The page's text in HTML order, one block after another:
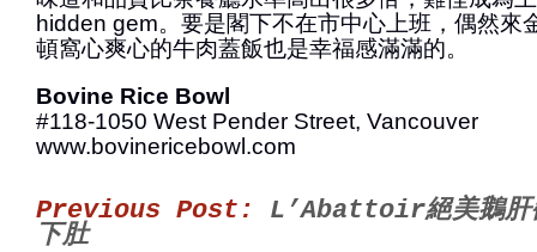
hidden gem。要是閣下不在市中心上班，偶然來
頓窩心爽心的牛肉蓋飯也是幸福感滿滿的。
Bovine Rice Bowl
#118-1050 West Pender Street, Vancouver
www.bovinericebowl.com
Previous Post: L’Abattoir絕美鵝肝
下肚